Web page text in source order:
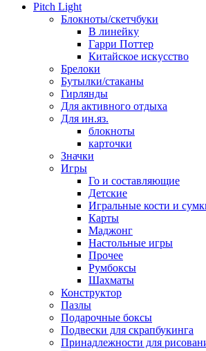
Pitch Light
Блокноты/скетчбуки
В линейку
Гарри Поттер
Китайское искусство
Брелоки
Бутылки/стаканы
Гирлянды
Для активного отдыха
Для ин.яз.
блокноты
карточки
Значки
Игры
Го и составляющие
Детские
Игральные кости и
Карты
Маджонг
Настольные игры
Прочее
Румбоксы
Шахматы
Конструктор
Пазлы
Подарочные боксы
Подвески для скрапбукинга
Принадлежности для